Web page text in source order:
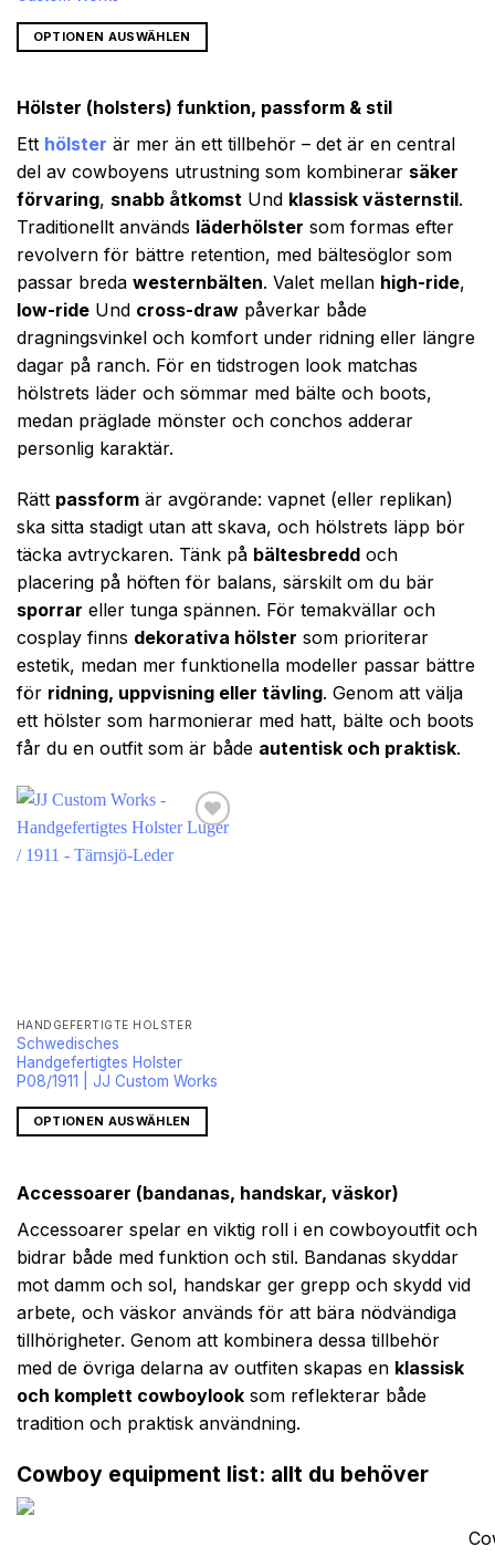
OPTIONEN AUSWÄHLEN
Hölster (holsters) funktion, passform & stil
Ett hölster är mer än ett tillbehör – det är en central
del av cowboyens utrustning som kombinerar säker
förvaring, snabb åtkomst Und klassisk västernstil.
Traditionellt används läderhölster som formas efter
revolvern för bättre retention, med bältesöglor som
passar breda westernbälten. Valet mellan high-ride,
low-ride Und cross-draw påverkar både
dragningsvinkel och komfort under ridning eller längre
dagar på ranch. För en tidstrogen look matchas
hölstrets läder och sömmar med bälte och boots,
medan präglade mönster och conchos adderar
personlig karaktär.
Rätt passform är avgörande: vapnet (eller replikan)
ska sitta stadigt utan att skava, och hölstrets läpp bör
täcka avtryckaren. Tänk på bältesbredd och
placering på höften för balans, särskilt om du bär
sporrar eller tunga spännen. För temakvällar och
cosplay finns dekorativa hölster som prioriterar
estetik, medan mer funktionella modeller passar bättre
för ridning, uppvisning eller tävling. Genom att välja
ett hölster som harmonierar med hatt, bälte och boots
får du en outfit som är både autentisk och praktisk.
HANDGEFERTIGTE HOLSTER
Schwedisches
Handgefertigtes Holster
P08/1911 | JJ Custom Works
OPTIONEN AUSWÄHLEN
Accessoarer (bandanas, handskar, väskor)
Accessoarer spelar en viktig roll i en cowboy­outfit och
bidrar både med funktion och stil. Bandanas skyddar
mot damm och sol, handskar ger grepp och skydd vid
arbete, och väskor används för att bära nödvändiga
tillhörigheter. Genom att kombinera dessa tillbehör
med de övriga delarna av outfiten skapas en klassisk
och komplett cowboylook som reflekterar både
tradition och praktisk användning.
Cowboy equipment list: allt du behöver